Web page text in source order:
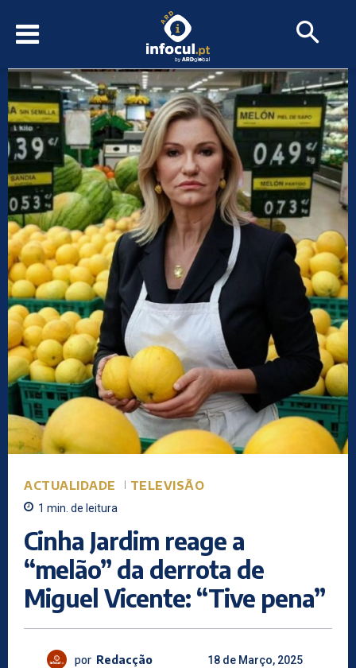
ACTUALIDADE TELEVISÃO
1 min. de leitura
Cinha Jardim reage a
“melão” da derrota de
Miguel Vicente: “Tive pena”
por Redacção 18 de Março, 2025